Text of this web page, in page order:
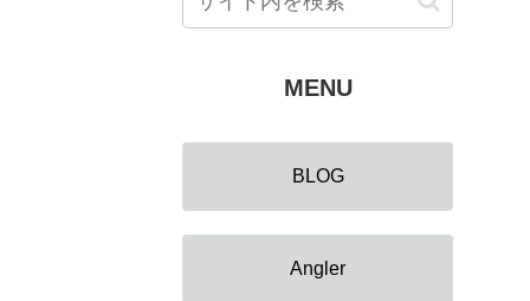
MENU
BLOG
Angler